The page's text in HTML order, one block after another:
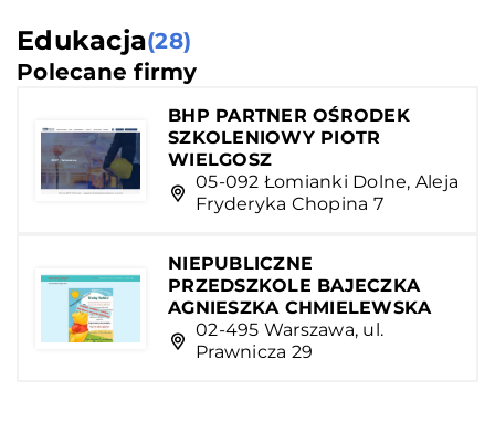
Edukacja(28)
Polecane firmy
BHP PARTNER OŚRODEK
SZKOLENIOWY PIOTR
WIELGOSZ
05-092 Łomianki Dolne, Aleja
Fryderyka Chopina 7
NIEPUBLICZNE
PRZEDSZKOLE BAJECZKA
AGNIESZKA CHMIELEWSKA
02-495 Warszawa, ul.
Prawnicza 29